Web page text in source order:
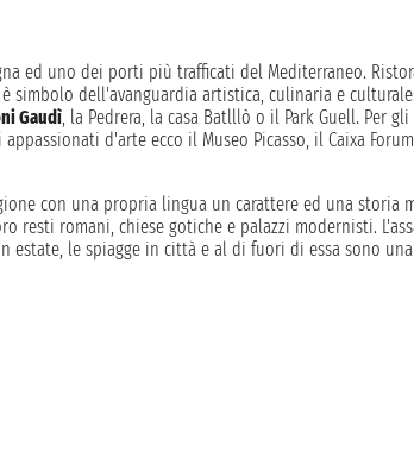
ed uno dei porti più trafficati del Mediterraneo.
simbolo dell'avanguardia artistica, culinaria e
Gaudì, la Pedrera, la casa Batlllò o il Park Guell. Per
d'arte ecco il Museo Picasso, il Caixa
con una propria lingua un carattere ed una storia
resti romani, chiese gotiche e palazzi modernisti.
estate, le spiagge in città e al di fuori di essa sono